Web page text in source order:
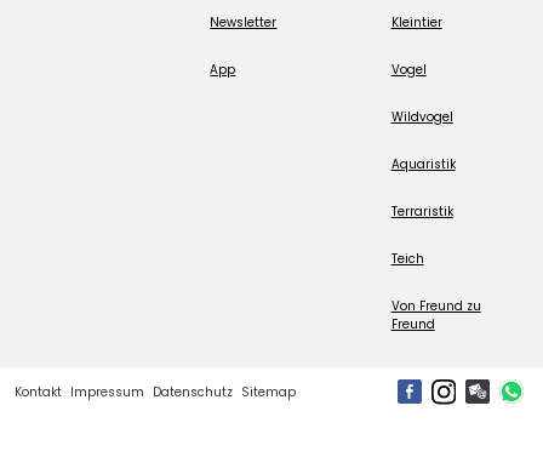
Newsletter
App
Kleintier
Vogel
Wildvogel
Aquaristik
Terraristik
Teich
Von Freund zu
Freund
Kontakt Impressum Datenschutz Sitemap